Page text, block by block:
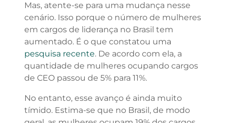
Mas, atente-se para uma mudança nesse
cenário. Isso porque o número de mulheres
em cargos de liderança no Brasil tem
aumentado. É o que constatou uma
pesquisa recente. De acordo com ela, a
quantidade de mulheres ocupando cargos
de CEO passou de 5% para 11%.
No entanto, esse avanço é ainda muito
tímido. Estima-se que no Brasil, de modo